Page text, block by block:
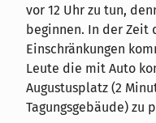
vor 12 Uhr zu tun,
beginnen. In der Zeit
Einschränkungen
Leute die mit Auto
Augustusplatz (2
Tagungsgebäude) zu